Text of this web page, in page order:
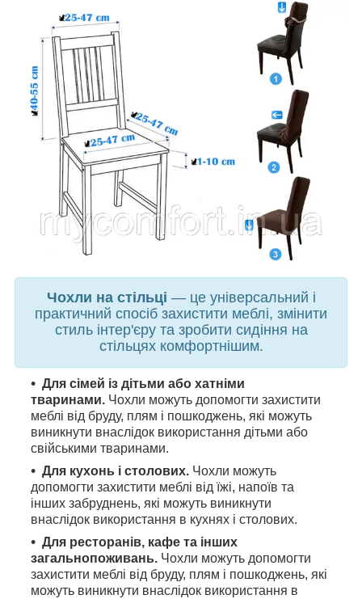
Чохли на стільці — це універсальний і
практичний спосіб захистити меблі, змінити
стиль інтер'єру та зробити сидіння на
стільцях комфортнішим.
Для сімей із дітьми або хатніми
тваринами. Чохли можуть допомогти захистити
меблі від бруду, плям і пошкоджень, які можуть
виникнути внаслідок використання дітьми або
свійськими тваринами.
Для кухонь і столових. Чохли можуть
допомогти захистити меблі від їжі, напоїв та
інших забруднень, які можуть виникнути
внаслідок використання в кухнях і столових.
Для ресторанів, кафе та інших
загальнопоживань. Чохли можуть допомогти
захистити меблі від бруду, плям і пошкоджень, які
можуть виникнути внаслідок використання в